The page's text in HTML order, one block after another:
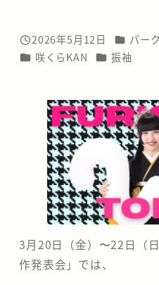
購
入
か
の
投稿日
2026年5月12日 カテゴリ
パー
カテゴリー
咲くらKAN カテゴリー
振袖
3月20日（金）〜22日（
作発表会」では、